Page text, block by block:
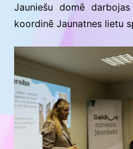
Jauniešu domē
koordinē Jaunatnes lietu